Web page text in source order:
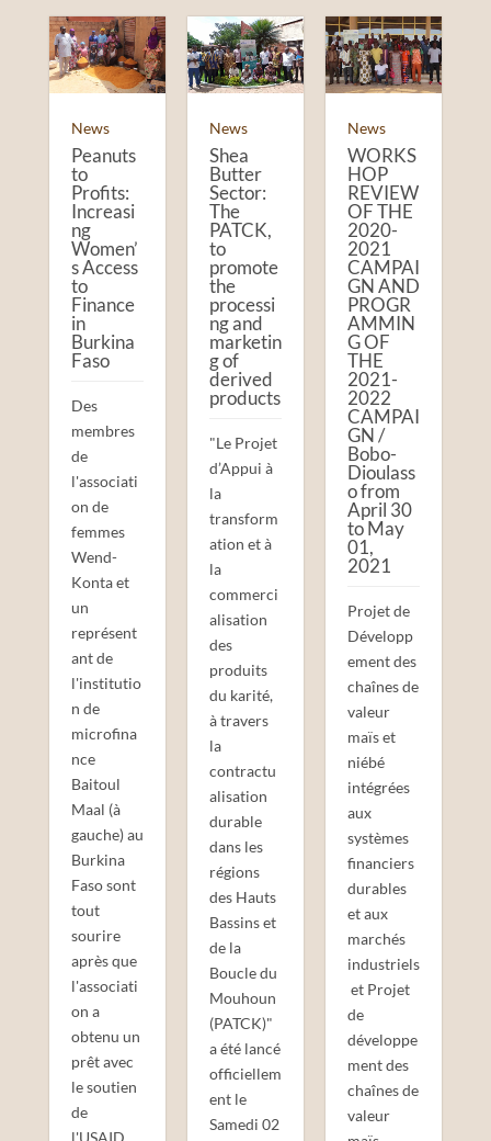
News
Peanuts
to
Profits:
Increasi
ng
Women’
s Access
to
Finance
in
Burkina
Faso
Des
membres
de
l'associati
on de
femmes
Wend-
Konta et
un
représent
ant de
l'institutio
n de
microfina
nce
Baitoul
Maal (à
gauche) au
Burkina
Faso sont
tout
sourire
après que
l'associati
on a
obtenu un
prêt avec
le soutien
de
News
Shea
Butter
Sector:
The
PATCK,
to
promote
the
processi
ng and
marketin
g of
derived
products
"Le Projet
d’Appui à
la
transform
ation et à
la
commerci
alisation
des
produits
du karité,
à travers
la
contractu
alisation
durable
dans les
régions
des Hauts
Bassins et
de la
Boucle du
Mouhoun
(PATCK)"
a été lancé
officiellem
ent le
Samedi 02
News
WORKS
HOP
REVIEW
OF THE
2020-
2021
CAMPAI
GN AND
PROGR
AMMIN
G OF
THE
2021-
2022
CAMPAI
GN /
Bobo-
Dioulass
o from
April 30
to May
01,
2021
Projet de
Développ
ement des
chaînes de
valeur
maïs et
niébé
intégrées
aux
systèmes
financiers
durables
et aux
marchés
industriels
et Projet
de
développe
ment des
chaînes de
valeur